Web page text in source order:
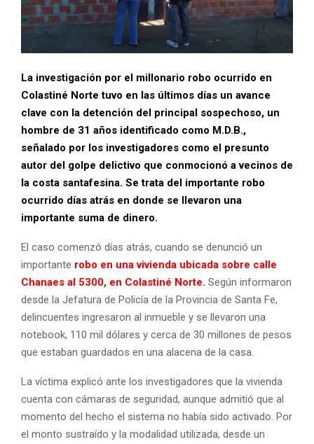
La investigación por el millonario robo ocurrido en
Colastiné Norte tuvo en las últimos días un avance
clave con la detención del principal sospechoso, un
hombre de 31 años identificado como M.D.B.,
señalado por los investigadores como el presunto
autor del golpe delictivo que conmocionó a vecinos de
la costa santafesina. Se trata del importante robo
ocurrido días atrás en donde se llevaron una
importante suma de dinero.
El caso comenzó días atrás, cuando se denunció un
importante robo en una vivienda ubicada sobre calle
Chanaes al 5300, en Colastiné Norte. Según informaron
desde la Jefatura de Policía de la Provincia de Santa Fe,
delincuentes ingresaron al inmueble y se llevaron una
notebook, 110 mil dólares y cerca de 30 millones de pesos
que estaban guardados en una alacena de la casa.
La víctima explicó ante los investigadores que la vivienda
cuenta con cámaras de seguridad, aunque admitió que al
momento del hecho el sistema no había sido activado. Por
el monto sustraído y la modalidad utilizada, desde un